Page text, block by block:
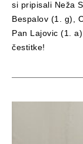
si pripisali Neža
Bespalov (1. g),
Pan Lajovic (1.
čestitke!